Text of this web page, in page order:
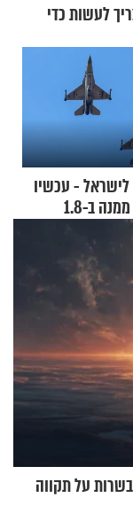
כל מה שצריך לעשות כדי
לישראל - עכשיו
ארה"ב קונה ממנה ב-1.8
על תקווה